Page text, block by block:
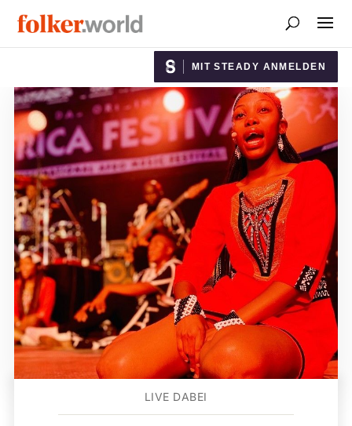
MIT STEADY ANMELDEN
LIVE DABEI